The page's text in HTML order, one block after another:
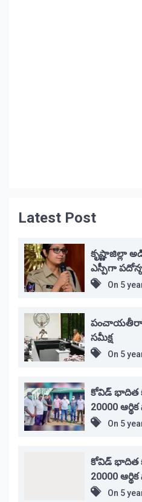
Latest Post
కృష్ణాజిల్లా
ఎస్పీగా
On 5
సమీక్ష
On 5
కోవిడ్ భాదిత
20000
On 5
కోవిడ్ భాదిత
20000
On 5